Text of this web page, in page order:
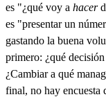
es "¿qué voy a hacer
es "presentar un
gastando la buena
primero: ¿qué
¿Cambiar a qué
final, no hay encuesta